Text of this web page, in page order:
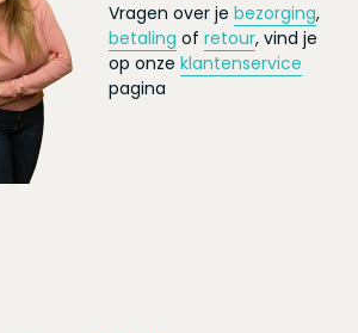
Vragen over je bezorging,
betaling of retour, vind je
op onze klantenservice
pagina